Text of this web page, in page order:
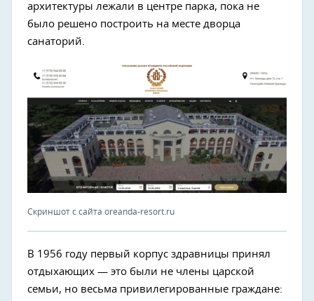
архитектуры лежали в центре парка, пока не
было решено построить на месте дворца
санаторий.
Скриншот с сайта oreanda-resort.ru
В 1956 году первый корпус здравницы принял
отдыхающих — это были не члены царской
семьи, но весьма привилегированные граждане: